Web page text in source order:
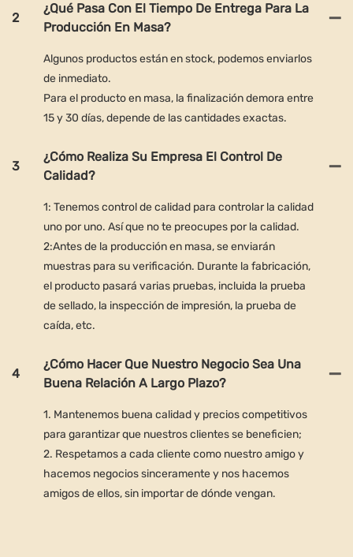
2
¿Qué Pasa Con El Tiempo De Entrega Para La
Producción En Masa?
Algunos productos están en stock, podemos enviarlos
de inmediato.
Para el producto en masa, la finalización demora entre
15 y 30 días, depende de las cantidades exactas.
3
¿Cómo Realiza Su Empresa El Control De
Calidad?
1: Tenemos control de calidad para controlar la calidad
uno por uno. Así que no te preocupes por la calidad.
2:Antes de la producción en masa, se enviarán
muestras para su verificación. Durante la fabricación,
el producto pasará varias pruebas, incluida la prueba
de sellado, la inspección de impresión, la prueba de
caída, etc.
4
¿Cómo Hacer Que Nuestro Negocio Sea Una
Buena Relación A Largo Plazo?
1. Mantenemos buena calidad y precios competitivos
para garantizar que nuestros clientes se beneficien;
2. Respetamos a cada cliente como nuestro amigo y
hacemos negocios sinceramente y nos hacemos
amigos de ellos, sin importar de dónde vengan.